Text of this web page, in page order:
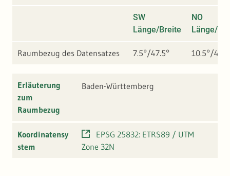
SW
Länge/Breite
NO
Länge/
Raumbezug des Datensatzes 7.5°/47.5° 10.5°/49°
Erläuterung
zum
Raumbezug
Baden-Württemberg
Koordinatensy
stem
EPSG 25832: ETRS89 / UTM
Zone 32N